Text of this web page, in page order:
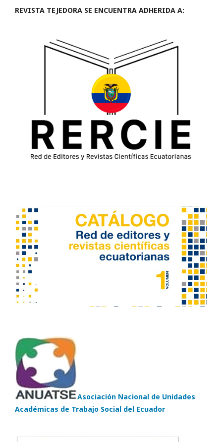
REVISTA TEJEDORA SE ENCUENTRA ADHERIDA A:
Asociación Nacional de Unidades
Académicas de Trabajo Social del Ecuador